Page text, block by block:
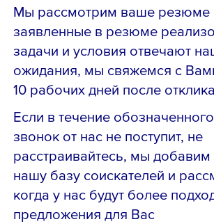
Мы рассмотрим ваше резюме
заявленные в резюме
задачи и условия отвечают
ожидания, мы свяжемся с
10 рабочих дней после
Если в течение
звонок от нас не поступит, не
расстраивайтесь, мы
нашу базу соискателей и
когда у нас будут более
предложения для Вас